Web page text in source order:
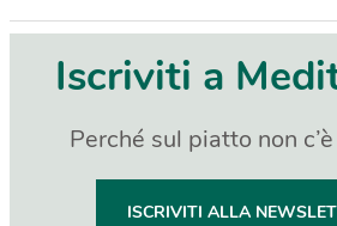
Iscriviti a
Perché sul piatto non
ISCRIVITI ALLA